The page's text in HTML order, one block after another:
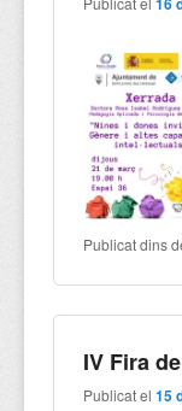
Publicat dins
IV Fira
Publicat el15